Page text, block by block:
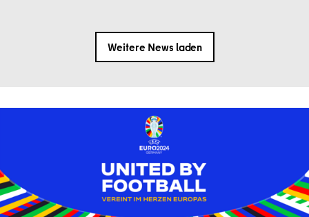
Weitere News laden